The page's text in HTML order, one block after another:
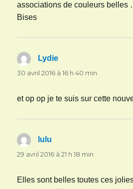
associations de couleurs belles
Bises
Lydie
30 avril 2016 à 16 h 40 min
et op op je te suis sur cette
lulu
29 avril 2016 à 21 h 18 min
Elles sont belles toutes ces